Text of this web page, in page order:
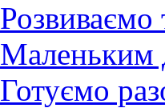
Розвиваємо
Маленьким
Готуємо